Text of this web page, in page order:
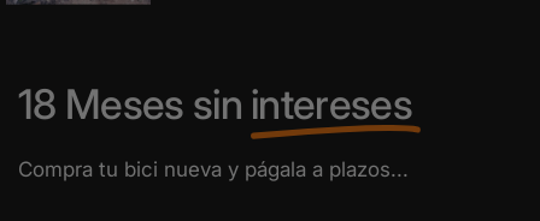
18 Meses sin intereses
Compra tu bici nueva y págala a plazos...